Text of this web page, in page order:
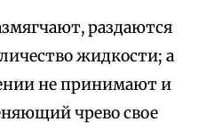
раздаются
жидкости; а
не принимают и
чрево свое